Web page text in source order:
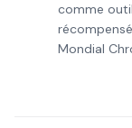
comme
Mondial